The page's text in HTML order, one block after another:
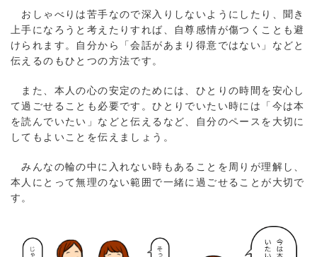
おしゃべりは苦手なので深入りしないようにしたり、聞き
上手になろうと考えたりすれば、自尊感情が傷つくことも避
けられます。自分から「会話があまり得意ではない」などと
伝えるのもひとつの方法です。
また、本人の心の安定のためには、ひとりの時間を安心し
て過ごせることも必要です。ひとりでいたい時には「今は本
を読んでいたい」などと伝えるなど、自分のペースを大切に
してもよいことを伝えましょう。
みんなの輪の中に入れない時もあることを周りが理解し、
本人にとって無理のない範囲で一緒に過ごせることが大切で
す。